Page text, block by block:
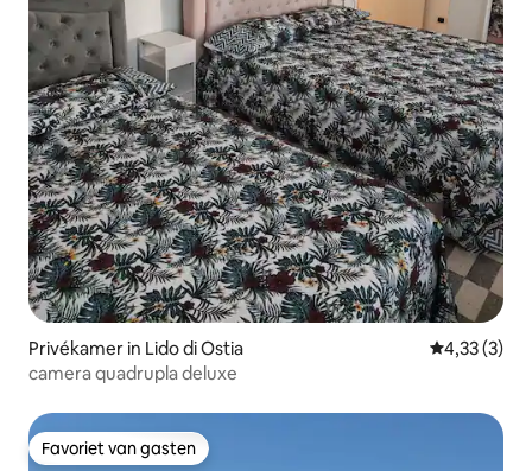
Privékamer in Lido di Ostia
4,33 (3)
camera quadrupla deluxe
Favoriet van gasten
Favoriet van gasten